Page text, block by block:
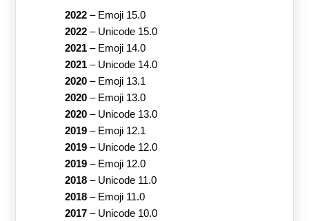
2022– Emoji 15.0
2022– Unicode 15.0
2021– Emoji 14.0
2021– Unicode 14.0
2020– Emoji 13.1
2020– Emoji 13.0
2020– Unicode 13.0
2019– Emoji 12.1
2019– Unicode 12.0
2019– Emoji 12.0
2018– Unicode 11.0
2018– Emoji 11.0
2017– Unicode 10.0